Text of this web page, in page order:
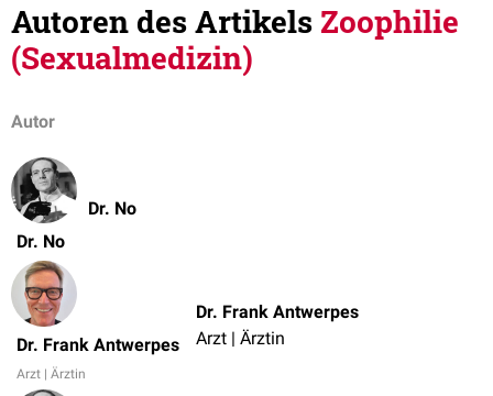
Autoren des Artikels Zoophilie
(Sexualmedizin)
Autor
Dr. No
Dr. No
Dr. Frank Antwerpes
Arzt | Ärztin
Dr. Frank Antwerpes
Arzt | Ärztin